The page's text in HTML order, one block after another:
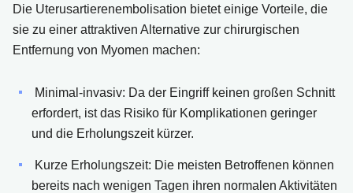
Die Uterusartierenembolisation bietet einige Vorteile, die
sie zu einer attraktiven Alternative zur chirurgischen
Entfernung von Myomen machen:
Minimal-invasiv: Da der Eingriff keinen großen Schnitt
erfordert, ist das Risiko für Komplikationen geringer
und die Erholungszeit kürzer.
Kurze Erholungszeit: Die meisten Betroffenen können
bereits nach wenigen Tagen ihren normalen Aktivitäten